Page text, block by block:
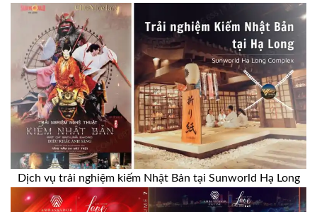
Dịch vụ trải nghiệm kiếm Nhật Bản tại Sunworld Hạ Long